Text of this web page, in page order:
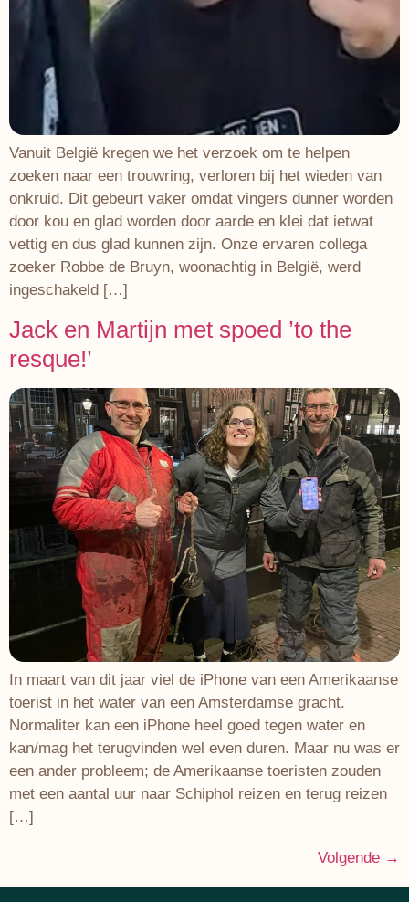
Vanuit België kregen we het verzoek om te helpen
zoeken naar een trouwring, verloren bij het wieden van
onkruid. Dit gebeurt vaker omdat vingers dunner worden
door kou en glad worden door aarde en klei dat ietwat
vettig en dus glad kunnen zijn. Onze ervaren collega
zoeker Robbe de Bruyn, woonachtig in België, werd
ingeschakeld […]
Jack en Martijn met spoed ’to the
resque!’
In maart van dit jaar viel de iPhone van een Amerikaanse
toerist in het water van een Amsterdamse gracht.
Normaliter kan een iPhone heel goed tegen water en
kan/mag het terugvinden wel even duren. Maar nu was er
een ander probleem; de Amerikaanse toeristen zouden
met een aantal uur naar Schiphol reizen en terug reizen
[…]
Volgende →